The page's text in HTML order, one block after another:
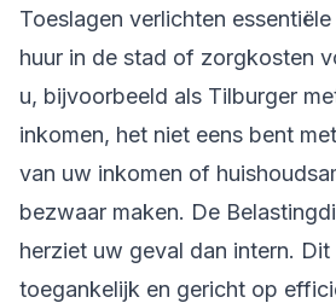
Toeslagen verlichten
huur in de stad of zorgkosten
u, bijvoorbeeld als Tilburger
inkomen, het niet eens bent
van uw inkomen of
bezwaar maken. De
herziet uw geval dan intern.
toegankelijk en gericht op